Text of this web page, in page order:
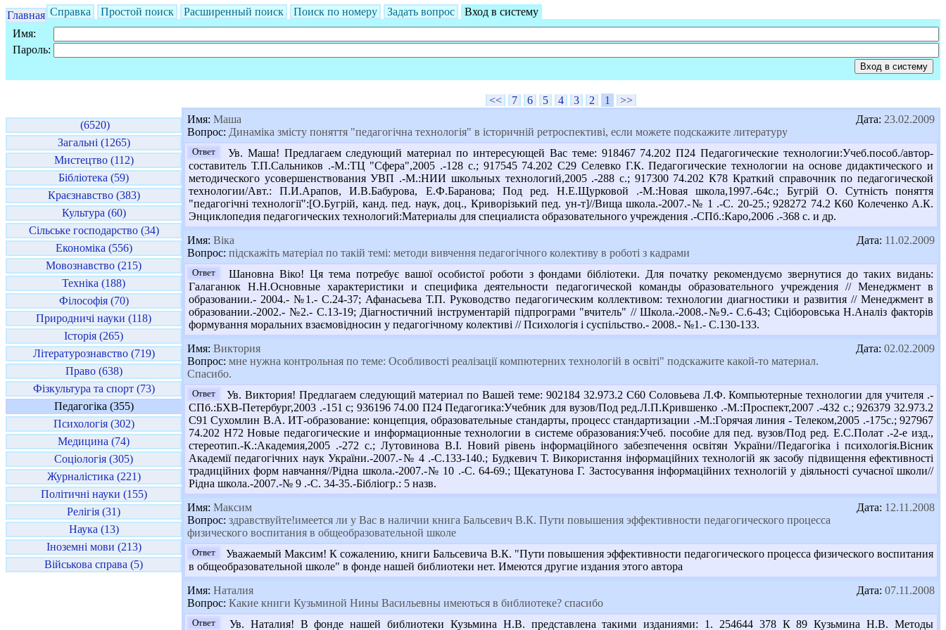
Главная Справка Простой поиск Расширенный поиск Поиск по номеру Задать вопрос
Вход в систему
Имя:
Пароль:
(6520)
Загальні (1265)
Мистецтво (112)
Бібліотека (59)
Краєзнавство (383)
Культура (60)
Сільське господарство (34)
Економіка (556)
Мовознавство (215)
Техніка (188)
Філософія (70)
Природничі науки (118)
Історія (265)
Літературознавство (719)
Право (638)
Фізкультура та спорт (73)
Педагогіка (355)
Психологія (302)
Медицина (74)
Соціологія (305)
Журналістика (221)
Політичні науки (155)
Релігія (31)
Наука (13)
Іноземні мови (213)
Військова справа (5)
<< 7 6 5 4 3 2 1
>>
Дата: 23.02.2009
Имя: Маша
Вопрос: Динаміка змісту поняття "педагогічна технологія" в історичній ретроспективі, если можете подскажите литературу
Ответ
Ув. Маша! Предлагаем следующий материал по интересующей Вас теме: 918467 74.202 П24 Педагогические технологии:Учеб.пособ./автор-
составитель Т.П.Сальников .-М.:ТЦ "Сфера",2005 .-128 с.; 917545 74.202 С29 Селевко Г.К. Педагогические технологии на основе дидактического и
методического усовершенствования УВП .-М.:НИИ школьных технологий,2005 .-288 с.; 917300 74.202 К78 Краткий справочник по педагогической
технологии/Авт.: П.И.Арапов, И.В.Бабурова, Е.Ф.Баранова; Под ред. Н.Е.Щурковой .-М.:Новая школа,1997.-64с.; Бугрій О. Сутність поняття
"педагогічні технології":[О.Бугрій, канд. пед. наук, доц., Криворізький пед. ун-т]//Вища школа.-2007.-№ 1 .-С. 20-25.; 928272 74.2 К60 Колеченко А.К.
Энциклопедия педагогических технологий:Материалы для специалиста образовательного учреждения .-СПб.:Каро,2006 .-368 с. и др.
Дата: 11.02.2009
Имя: Віка
Вопрос: підскажіть матеріал по такій темі: методи вивчення педагогічного колективу в роботі з кадрами
Ответ
Шановна Віко! Ця тема потребує вашої особистої роботи з фондами бібліотеки. Для початку рекомендуємо звернутися до таких видань:
Галаганюк Н.Н.Основные характеристики и специфика деятельности педагогической команды образовательного учреждения // Менеджмент в
образовании.- 2004.- №1.- С.24-37; Афанасьева Т.П. Руководство педагогическим коллективом: технологии диагностики и развития // Менеджмент в
образовании.-2002.- №2.- С.13-19; Діагностичний інструментарій підпрограми "вчитель" // Школа.-2008.-№9.- С.6-43; Сціборовська Н.Аналіз факторів
формування моральних взаємовідносин у педагогічному колективі // Психологія і суспільство.- 2008.- №1.- С.130-133.
Дата: 02.02.2009
Имя: Виктория
Вопрос: мне нужна контрольная по теме: Особливості реалізації компютерних технологій в освіті" подскажите какой-то материал.
Спасибо.
Ответ
Ув. Виктория! Предлагаем следующий материал по Вашей теме: 902184 32.973.2 С60 Соловьева Л.Ф. Компьютерные технологии для учителя .-
СПб.:БХВ-Петербург,2003 .-151 с; 936196 74.00 П24 Педагогика:Учебник для вузов/Под ред.Л.П.Крившенко .-М.:Проспект,2007 .-432 с.; 926379 32.973.2
С91 Сухомлин В.А. ИТ-образование: концепция, образовательные стандарты, процесс стандартизации .-М.:Горячая линия - Телеком,2005 .-175с.; 927967
74.202 Н72 Новые педагогические и информационные технологии в системе образования:Учеб. пособие для пед. вузов/Под ред. Е.С.Полат .-2-е изд.,
стереотип.-К.:Академия,2005 .-272 с.; Лутовинова В.І. Новий рівень інформаційного забезпечення освітян України//Педагогіка і психологія.Вісник
Академії педагогічних наук України.-2007.-№ 4 .-С.133-140.; Будкевич Т. Використання інформаційних технологій як засобу підвищення ефективності
традиційних форм навчання//Рідна школа.-2007.-№ 10 .-С. 64-69.; Щекатунова Г. Застосування інформаційних технологій у діяльності сучасної школи//
Рідна школа.-2007.-№ 9 .-С. 34-35.-Бібліогр.: 5 назв.
Дата: 12.11.2008
Имя: Максим
Вопрос: здравствуйте!имеется ли у Вас в наличии книга Бальсевич В.К. Пути повышения эффективности педагогического процесса
физического воспитания в общеобразовательной школе
Ответ
Уважаемый Максим! К сожалению, книги Бальсевича В.К. "Пути повышения эффективности педагогического процесса физического воспитания
в общеобразовательной школе" в фонде нашей библиотеки нет. Имеются другие издания этого автора
Дата: 07.11.2008
Имя: Наталия
Вопрос: Какие книги Кузьминой Нины Васильевны имеються в библиотеке? спасибо
Ответ Ув. Наталия! В фонде нашей библиотеки Кузьмина Н.В. представлена такими изданиями: 1. 254644 378 К 89 Кузьмина Н.В. Методы